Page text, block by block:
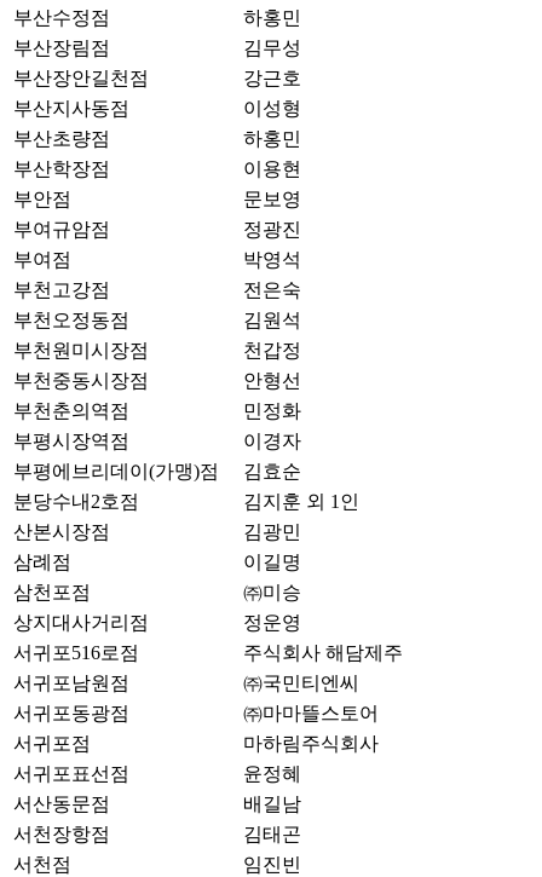
부산수정점
하홍민
부산장림점
김무성
부산장안길천점
강근호
부산지사동점
이성형
부산초량점
하홍민
부산학장점
이용현
부안점
문보영
부여규암점
정광진
부여점
박영석
부천고강점
전은숙
부천오정동점
김원석
부천원미시장점
천갑정
부천중동시장점
안형선
부천춘의역점
민정화
부평시장역점
이경자
부평에브리데이(가맹)점
김효순
분당수내2호점
김지훈 외 1인
산본시장점
김광민
삼례점
이길명
삼천포점
㈜미승
상지대사거리점
정운영
서귀포516로점
주식회사 해담제주
서귀포남원점
㈜국민티엔씨
서귀포동광점
㈜마마뜰스토어
서귀포점
마하림주식회사
서귀포표선점
윤정혜
서산동문점
배길남
서천장항점
김태곤
서천점
임진빈